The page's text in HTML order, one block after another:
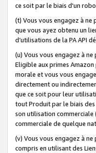
ce soit par le biais d'un
(t) Vous vous engagez à
que vous ayez obtenu un
d’utilisations de la PA API
(u) Vous vous engagez à
Eligible aux primes
morale et vous vous
directement ou
que ce soit pour leur
tout Produit par le biais des
son utilisation commerciale
commerciale de quelque
(v) Vous vous engagez à
compris en utilisant des